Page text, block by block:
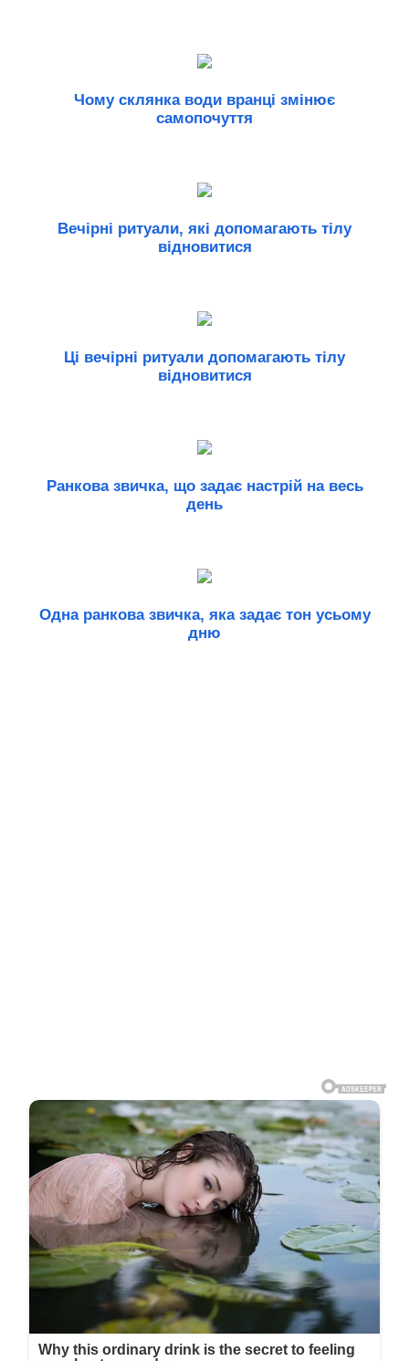
Чому склянка води вранці змінює
самопочуття
Вечірні ритуали, які допомагають тілу
відновитися
Ці вечірні ритуали допомагають тілу
відновитися
Ранкова звичка, що задає настрій на весь
день
Одна ранкова звичка, яка задає тон усьому
дню